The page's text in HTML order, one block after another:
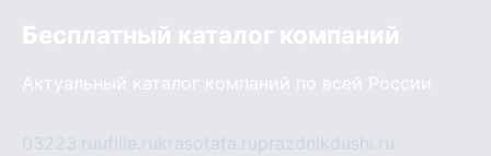
Бесплатный каталог компаний
Актуальный каталог компаний по всей России
03223.ruufille.rukrasotata.ruprazdnikdushi.ru